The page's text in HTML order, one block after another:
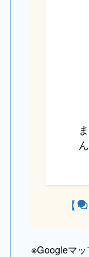
ん
【
※Googleマ